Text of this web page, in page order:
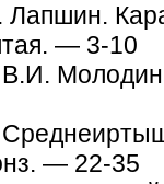
Лапшин.
— 3-10
— 22-35